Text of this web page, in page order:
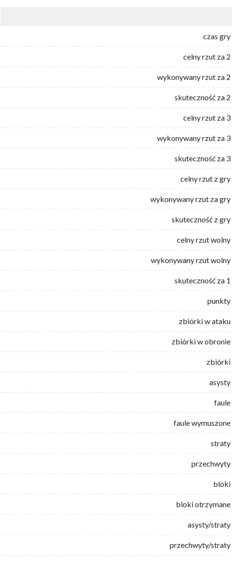
czas gry
celny rzut za 2
wykonywany rzut za 2
skuteczność za 2
celny rzut za 3
wykonywany rzut za 3
skuteczność za 3
celny rzut z gry
wykonywany rzut za gry
skuteczność z gry
celny rzut wolny
wykonywany rzut wolny
skuteczność za 1
punkty
zbiórki w ataku
zbiórki w obronie
zbiórki
asysty
faule
faule wymuszone
straty
przechwyty
bloki
bloki otrzymane
asysty/straty
przechwyty/straty